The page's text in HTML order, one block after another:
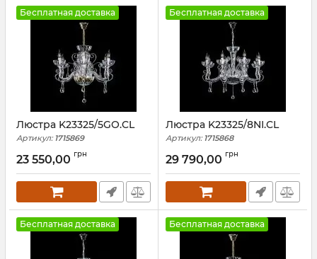
Бесплатная доставка
Люстра K23325/5GO.CL
Артикул:1715869
23 550,00 грн
Бесплатная доставка
Люстра K23325/8NI.CL
Артикул:1715868
29 790,00 грн
Бесплатная доставка Бесплатная доставка